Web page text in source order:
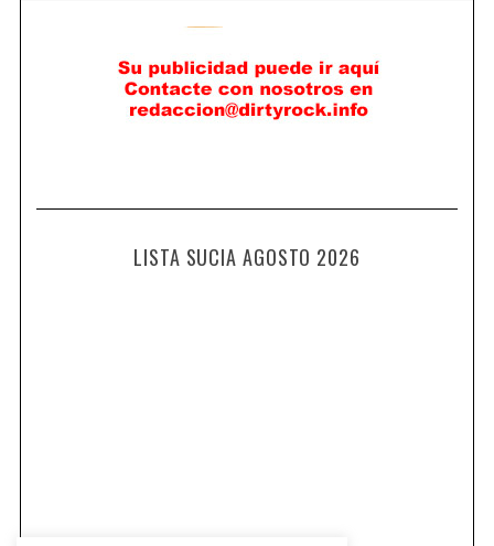
LISTA SUCIA AGOSTO 2026